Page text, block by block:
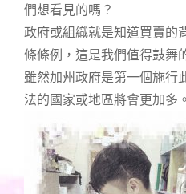
們想看見的嗎？
政府或組織就是知道買賣的
條條例，這是我們值得鼓舞
雖然加州政府是第一個施行
法的國家或地區將會更加多。